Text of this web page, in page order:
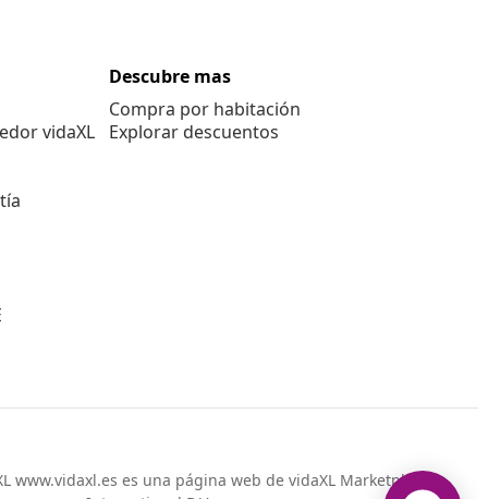
vidaXL
Descubre mas
Compra por habitación
Explorar descuentos
www.vidaxl.es es una página web de vidaXL Marketplace